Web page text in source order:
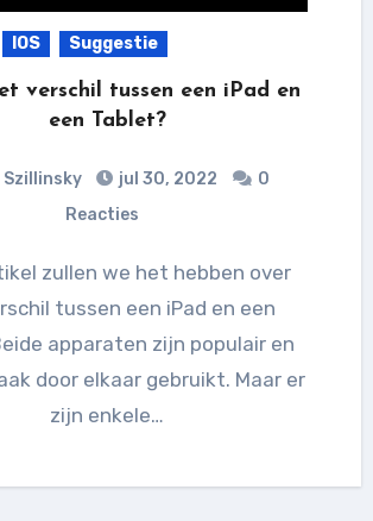
IOS Suggestie
verschil tussen een iPad en
een Tablet?
Szillinsky jul 30, 2022
0
Reacties
tussen een iPad en een
apparaten zijn populair en
door elkaar gebruikt. Maar er
zijn enkele…